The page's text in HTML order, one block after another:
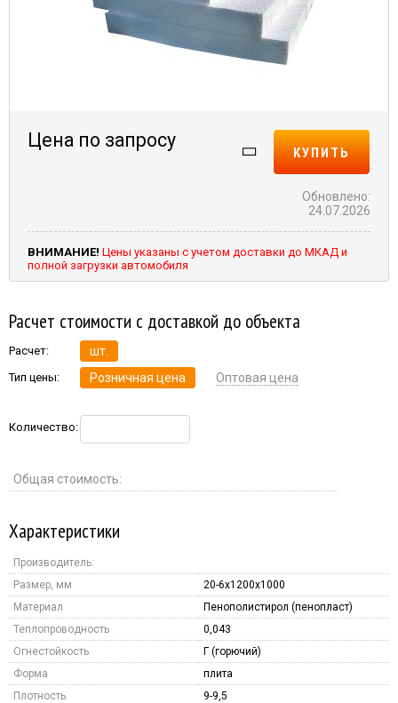
Цена по запросу
КУПИТЬ
Обновлено:
24.07.2026
ВНИМАНИЕ! Цены указаны с учетом доставки до МКАД и
полной загрузки автомобиля
Расчет стоимости с доставкой до объекта
Расчет: шт.
Тип цены: Розничная цена Оптовая цена
Количество:
Общая стоимость:
Характеристики
Производитель:
Размер, мм
20-6x1200x1000
Материал
Пенополистирол (пенопласт)
Теплопроводность
0,043
Огнестойкость
Г (горючий)
Форма
плита
Плотность
9-9,5